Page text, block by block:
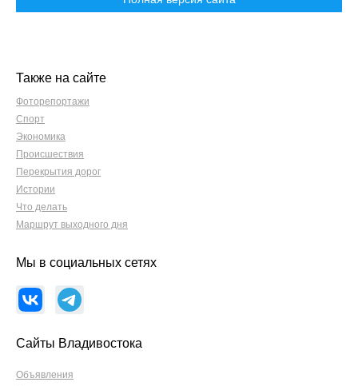
Также на сайте
Фоторепортажи
Спорт
Экономика
Происшествия
Перекрытия дорог
Истории
Что делать
Маршрут выходного дня
Мы в социальных сетях
Сайты Владивостока
Объявления